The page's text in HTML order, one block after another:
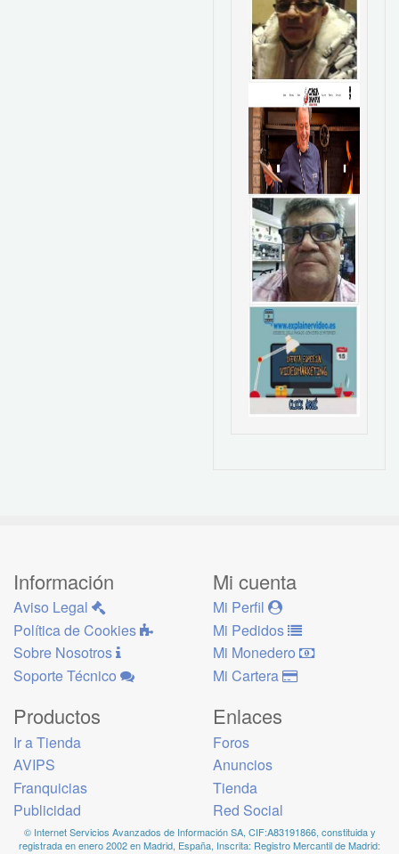
Información
Aviso Legal
Política de Cookies
Sobre Nosotros
Soporte Técnico
Mi cuenta
Mi Perfil
Mi Pedidos
Mi Monedero
Mi Cartera
Productos
Ir a Tienda
AVIPS
Franquicias
Publicidad
Enlaces
Foros
Anuncios
Tienda
Red Social
© Internet Servicios Avanzados de Información SA, CIF:A83191866, constituida y
registrada en enero 2002 en Madrid, España, Inscrita: Registro Mercantil de Madrid: